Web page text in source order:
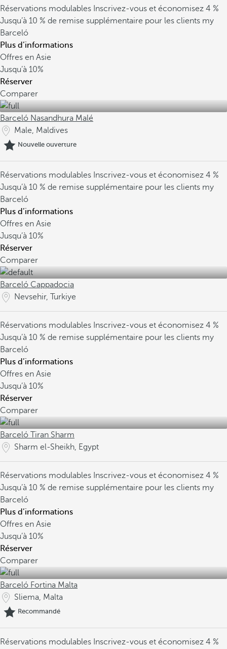
Réservations modulables Inscrivez-vous et économisez 4 %
Jusqu’à 10 % de remise supplémentaire pour les clients my
Barceló
Plus d’informations
Offres en Asie
Jusqu’à 10%
Réserver
Comparer
Barceló Nasandhura Malé
Male, Maldives
Nouvelle ouverture
Réservations modulables Inscrivez-vous et économisez 4 %
Jusqu’à 10 % de remise supplémentaire pour les clients my
Barceló
Plus d’informations
Offres en Asie
Jusqu’à 10%
Réserver
Comparer
Barceló Cappadocia
Nevsehir, Turkiye
Réservations modulables Inscrivez-vous et économisez 4 %
Jusqu’à 10 % de remise supplémentaire pour les clients my
Barceló
Plus d’informations
Offres en Asie
Jusqu’à 10%
Réserver
Comparer
Barceló Tiran Sharm
Sharm el-Sheikh, Egypt
Réservations modulables Inscrivez-vous et économisez 4 %
Jusqu’à 10 % de remise supplémentaire pour les clients my
Barceló
Plus d’informations
Offres en Asie
Jusqu’à 10%
Réserver
Comparer
Barceló Fortina Malta
Sliema, Malta
Recommandé
Réservations modulables Inscrivez-vous et économisez 4 %